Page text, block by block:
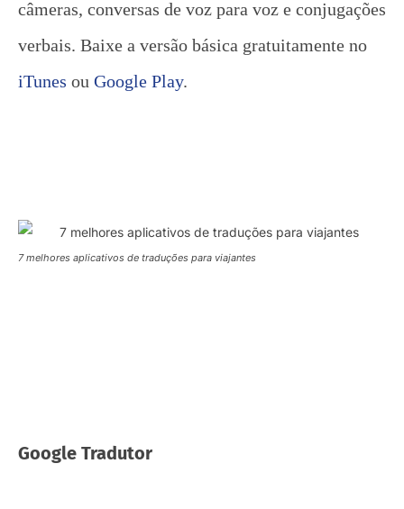
câmeras, conversas de voz para voz e conjugações
verbais. Baixe a versão básica gratuitamente no
iTunes ou Google Play.
7 melhores aplicativos de traduções para viajantes
Google Tradutor